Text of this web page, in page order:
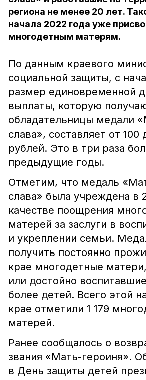
региона не менее 20 лет.
начала 2022 года уже
многодетным матерям.
По данным краевого
социальной защиты, с
размер единовременной
выплаты, которую
обладательницы медали
слава», составляет от 100
рублей. Это в три раза
предыдущие годы.
Отметим, что медаль
слава» была учреждена в
качестве поощрения
матерей за заслуги в
и укреплении семьи.
получить постоянно
крае многодетные
или достойно
более детей. Всего этой
крае отметили 1 179
матерей.
Ранее сообщалось о
звания «Мать-героиня».
в День защиты детей